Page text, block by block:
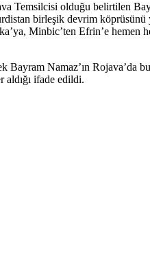
Temsilcisi olduğu belirtilen
birleşik devrim köprüsünü
Minbic’ten Efrin’e hemen
Namaz’ın Rojava’da
ifade edildi.